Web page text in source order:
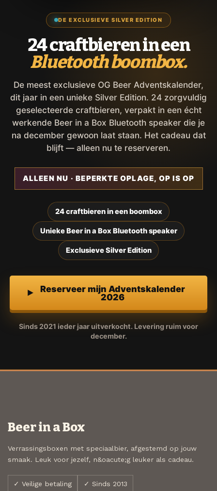
DE EXCLUSIEVE SILVER EDITION
24 craftbieren in een
Bluetooth boombox.
De meest exclusieve OG Beer Adventskalender,
dit jaar in een unieke Silver Edition. 24 zorgvuldig
geselecteerde craftbieren, verpakt in een écht
werkende Beer in a Box Bluetooth speaker die je
na december gewoon laat staan. Het cadeau dat
blijft — alleen nu te reserveren.
ALLEEN NU · BEPERKTE OPLAGE, OP IS OP
24 craftbieren in een boombox
Unieke Beer in a Box Bluetooth speaker
Exclusieve Silver Edition
Reserveer mijn Adventskalender
2026
Sinds 2021 ieder jaar uitverkocht. Levering ruim voor
december.
Beer in a Box
Verrassingsboxen met speciaalbier, afgestemd op jouw
smaak. Leuk voor jezelf, n&oacute;g leuker als cadeau.
✓ Veilige betaling ✓ Sinds 2013